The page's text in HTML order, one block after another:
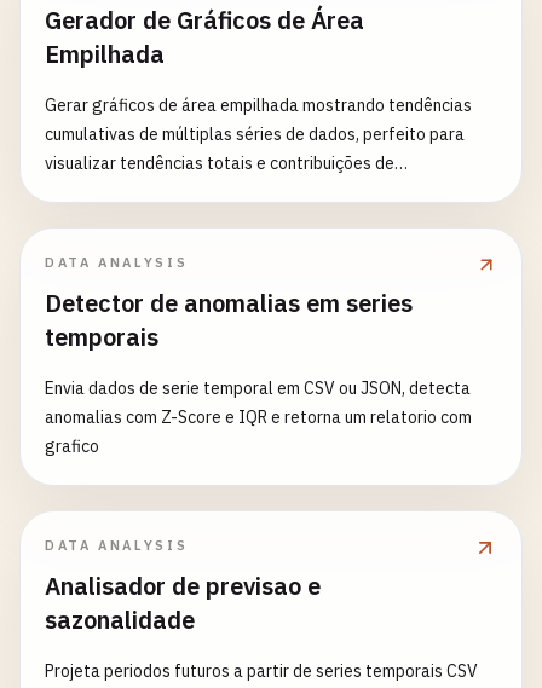
Gerador de Gráficos de Área
Empilhada
Gerar gráficos de área empilhada mostrando tendências
cumulativas de múltiplas séries de dados, perfeito para
visualizar tendências totais e contribuições de
DATA ANALYSIS
Detector de anomalias em series
temporais
Envia dados de serie temporal em CSV ou JSON, detecta
anomalias com Z-Score e IQR e retorna um relatorio com
grafico
DATA ANALYSIS
Analisador de previsao e
sazonalidade
Projeta periodos futuros a partir de series temporais CSV